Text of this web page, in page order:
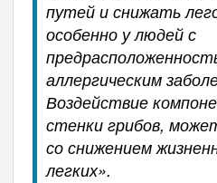
путей и снижать
особенно у людей с
аллергическим
Воздействие
стенки грибов,
со снижением
легких».